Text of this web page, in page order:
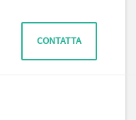
CONTATTA